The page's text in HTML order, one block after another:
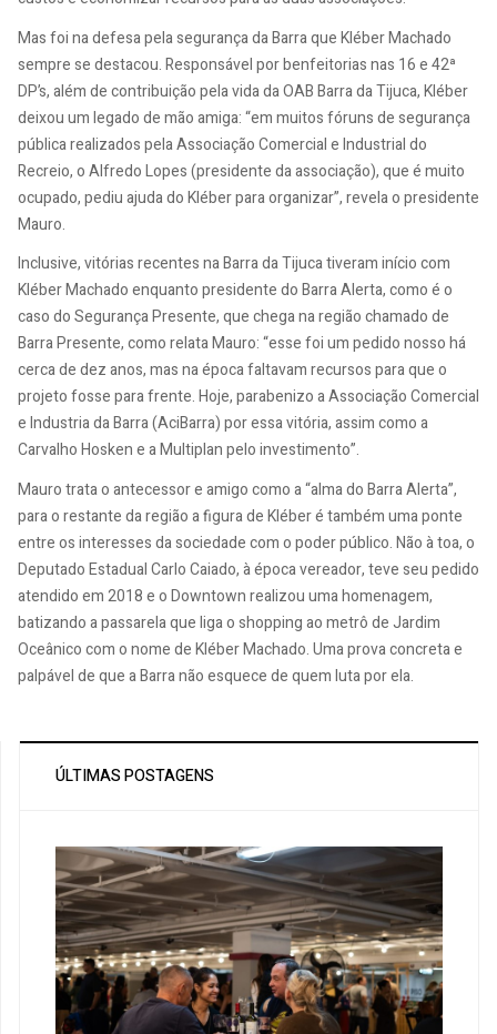
Mas foi na defesa pela segurança da Barra que Kléber Machado
sempre se destacou. Responsável por benfeitorias nas 16 e 42ª
DP’s, além de contribuição pela vida da OAB Barra da Tijuca, Kléber
deixou um legado de mão amiga: “em muitos fóruns de segurança
pública realizados pela Associação Comercial e Industrial do
Recreio, o Alfredo Lopes (presidente da associação), que é muito
ocupado, pediu ajuda do Kléber para organizar”, revela o presidente
Mauro.
Inclusive, vitórias recentes na Barra da Tijuca tiveram início com
Kléber Machado enquanto presidente do Barra Alerta, como é o
caso do Segurança Presente, que chega na região chamado de
Barra Presente, como relata Mauro: “esse foi um pedido nosso há
cerca de dez anos, mas na época faltavam recursos para que o
projeto fosse para frente. Hoje, parabenizo a Associação Comercial
e Industria da Barra (AciBarra) por essa vitória, assim como a
Carvalho Hosken e a Multiplan pelo investimento”.
Mauro trata o antecessor e amigo como a “alma do Barra Alerta”,
para o restante da região a figura de Kléber é também uma ponte
entre os interesses da sociedade com o poder público. Não à toa, o
Deputado Estadual Carlo Caiado, à época vereador, teve seu pedido
atendido em 2018 e o Downtown realizou uma homenagem,
batizando a passarela que liga o shopping ao metrô de Jardim
Oceânico com o nome de Kléber Machado. Uma prova concreta e
palpável de que a Barra não esquece de quem luta por ela.
ÚLTIMAS POSTAGENS